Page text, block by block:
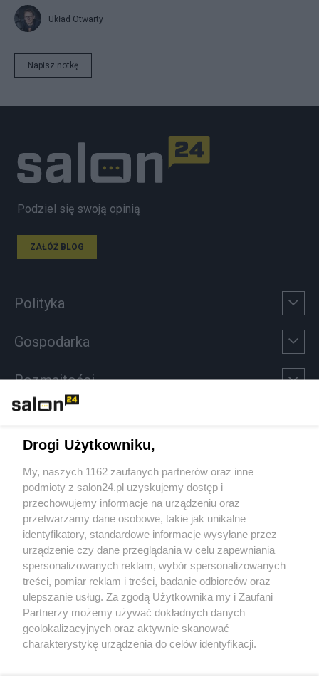
Układ Otwarty
Napisz notkę
Podziel się swoją opinią
ZAŁÓŻ BLOG
Polityka
Gospodarka
Rozmaitości
Sport
Społeczeństwo
Kultura
X Facebook Instagram Youtube
Drogi Użytkowniku,
My, naszych 1162 zaufanych partnerów oraz inne
podmioty z salon24.pl uzyskujemy dostęp i
przechowujemy informacje na urządzeniu oraz
przetwarzamy dane osobowe, takie jak unikalne
identyfikatory, standardowe informacje wysyłane przez
urządzenie czy dane przeglądania w celu zapewniania
spersonalizowanych reklam, wybór spersonalizowanych
treści, pomiar reklam i treści, badanie odbiorców oraz
ulepszanie usług. Za zgodą Użytkownika my i Zaufani
Partnerzy możemy używać dokładnych danych
geolokalizacyjnych oraz aktywnie skanować
charakterystykę urządzenia do celów identyfikacji.